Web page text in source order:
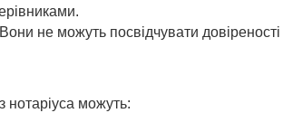
не можуть посвідчувати
нотаріуса можуть: